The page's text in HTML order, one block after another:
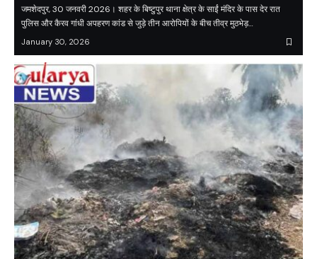
जमशेदपुर, 30 जनवरी 2026। शहर के बिष्टुपुर थाना क्षेत्र के साईं मंदिर के पास देर रात
पुलिस और कैरव गांधी अपहरण कांड से जुड़े तीन आरोपियों के बीच तीव्र मुठभेड़…
January 30, 2026